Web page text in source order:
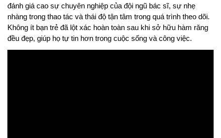
đánh giá cao sự chuyên nghiệp của đội ngũ bác sĩ, sự nhẹ
nhàng trong thao tác và thái độ tận tâm trong quá trình theo dõi.
Không ít bạn trẻ đã lột xác hoàn toàn sau khi sở hữu hàm răng
đều đẹp, giúp họ tự tin hơn trong cuộc sống và công việc.